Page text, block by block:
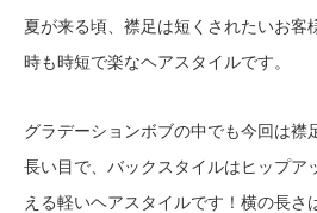
夏が来る頃、襟足は短くされたいお客
時も時短で楽なヘアスタイルです。
グラデーションボブの中でも今回は襟
長い目で、バックスタイルはヒップア
える軽いヘアスタイルです！横の長さ